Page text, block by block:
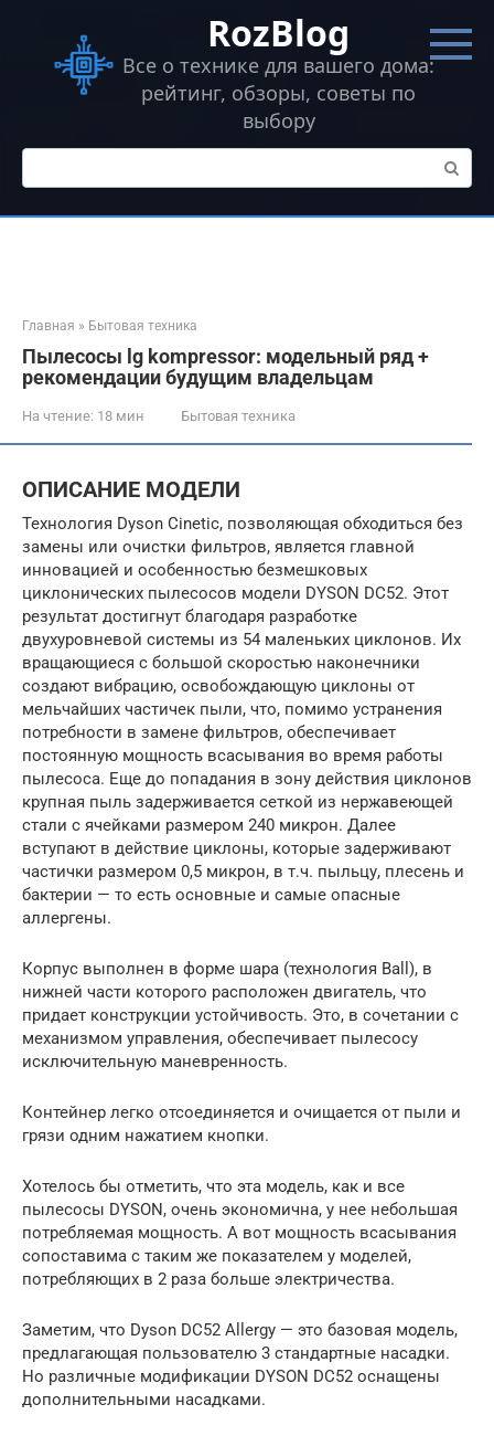
контенту
RozBlog
Все о технике для вашего дома:
рейтинг, обзоры, советы по
выбору
Поиск:
Главная » Бытовая техника
Пылесосы lg kompressor: модельный ряд +
рекомендации будущим владельцам
На чтение: 18 мин Бытовая техника
ОПИСАНИЕ МОДЕЛИ
Технология Dyson Cinetic, позволяющая обходиться без
замены или очистки фильтров, является главной
инновацией и особенностью безмешковых
циклонических пылесосов модели DYSON DC52. Этот
результат достигнут благодаря разработке
двухуровневой системы из 54 маленьких циклонов. Их
вращающиеся с большой скоростью наконечники
создают вибрацию, освобождающую циклоны от
мельчайших частичек пыли, что, помимо устранения
потребности в замене фильтров, обеспечивает
постоянную мощность всасывания во время работы
пылесоса. Еще до попадания в зону действия циклонов
крупная пыль задерживается сеткой из нержавеющей
стали с ячейками размером 240 микрон. Далее
вступают в действие циклоны, которые задерживают
частички размером 0,5 микрон, в т.ч. пыльцу, плесень и
бактерии — то есть основные и самые опасные
аллергены.
Корпус выполнен в форме шара (технология Ball), в
нижней части которого расположен двигатель, что
придает конструкции устойчивость. Это, в сочетании с
механизмом управления, обеспечивает пылесосу
исключительную маневренность.
Контейнер легко отсоединяется и очищается от пыли и
грязи одним нажатием кнопки.
Хотелось бы отметить, что эта модель, как и все
пылесосы DYSON, очень экономична, у нее небольшая
потребляемая мощность. А вот мощность всасывания
сопоставима с таким же показателем у моделей,
потребляющих в 2 раза больше электричества.
Заметим, что Dyson DC52 Allergy — это базовая модель,
предлагающая пользователю 3 стандартные насадки.
Но различные модификации DYSON DC52 оснащены
дополнительными насадками.